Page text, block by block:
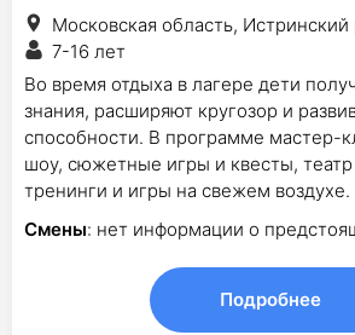
Московская область, Истринский
7-16 лет
Во время отдыха в лагере дети
знания, расширяют кругозор и
способности. В программе мастер-
шоу, сюжетные игры и квесты,
тренинги и игры на свежем воздухе.
Смены: нет информации о
Подробнее